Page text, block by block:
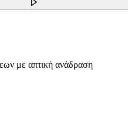
με απτική ανάδραση